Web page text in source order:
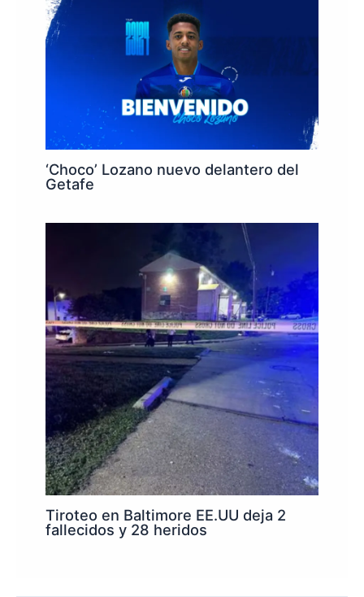
‘Choco’ Lozano nuevo delantero del
Getafe
Tiroteo en Baltimore EE.UU deja 2
fallecidos y 28 heridos